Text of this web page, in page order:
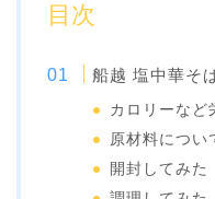
目次
船越 塩中華そ
カロリーなど
原材料につい
開封してみた